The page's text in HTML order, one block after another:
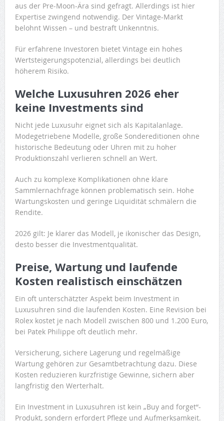
aus der Pre-Moon-Ära sind gefragt. Allerdings ist hier
Expertise zwingend notwendig. Der Vintage-Markt
belohnt Wissen – und bestraft Unkenntnis.
Für erfahrene Investoren bietet Vintage ein hohes
Wertsteigerungspotenzial, allerdings bei deutlich
höherem Risiko.
Welche Luxusuhren 2026 eher
keine Investments sind
Nicht jede Luxusuhr eignet sich als Kapitalanlage.
Modegetriebene Modelle, große Sondereditionen ohne
historische Bedeutung oder Uhren mit zu hoher
Produktionszahl verlieren schnell an Wert.
Auch zu komplexe Komplikationen ohne klare
Sammlernachfrage können problematisch sein. Hohe
Wartungskosten und geringe Liquidität schmälern die
Rendite.
2026 gilt: Je klarer das Modell, je ikonischer das Design,
desto besser die Investmentqualität.
Preise, Wartung und laufende
Kosten realistisch einschätzen
Ein oft unterschätzter Aspekt beim Investment in
Luxusuhren sind die laufenden Kosten. Eine Revision bei
Rolex kostet je nach Modell zwischen 800 und 1.200 Euro,
bei Patek Philippe oft deutlich mehr.
Versicherung, sichere Lagerung und regelmäßige
Wartung gehören zur Gesamtbetrachtung dazu. Diese
Kosten reduzieren kurzfristige Gewinne, sichern aber
langfristig den Werterhalt.
Ein Investment in Luxusuhren ist kein „Buy and forget“-
Produkt, sondern erfordert Pflege und Aufmerksamkeit.